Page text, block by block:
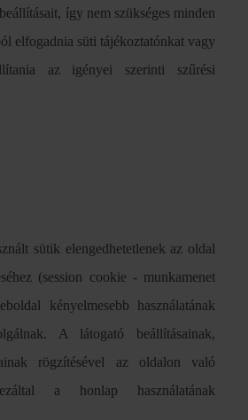
így nem szükséges minden
elfogadnia süti tájékoztatónkat vagy
az igényei szerinti szűrési
sütik elengedhetetlenek az oldal
(session cookie - munkamenet
kényelmesebb használatának
A látogató beállításainak,
rögzítésével az oldalon való
a honlap használatának